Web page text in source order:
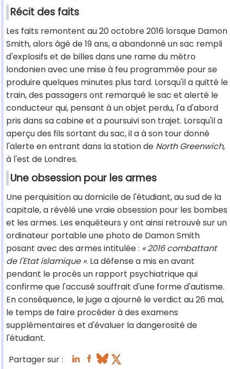
Récit des faits
Les faits remontent au 20 octobre 2016 lorsque Damon
Smith, alors âgé de 19 ans, a abandonné un sac rempli
d'explosifs et de billes dans une rame du métro
londonien avec une mise à feu programmée pour se
produire quelques minutes plus tard. Lorsqu'il a quitté le
train, des passagers ont remarqué le sac et alerté le
conducteur qui, pensant à un objet perdu, l'a d'abord
pris dans sa cabine et a poursuivi son trajet. Lorsqu'il a
aperçu des fils sortant du sac, il a à son tour donné
l'alerte en entrant dans la station de North Greenwich,
à l'est de Londres.
Une obsession pour les armes
Une perquisition au domicile de l'étudiant, au sud de la
capitale, a révélé une vraie obsession pour les bombes
et les armes. Les enquêteurs y ont ainsi retrouvé sur un
ordinateur portable une photo de Damon Smith
posant avec des armes intitulée : « 2016 combattant
de l'Etat islamique ». La défense a mis en avant
pendant le procès un rapport psychiatrique qui
confirme que l'accusé souffrait d'une forme d'autisme.
En conséquence, le juge a ajourné le verdict au 26 mai,
le temps de faire procéder à des examens
supplémentaires et d'évaluer la dangerosité de
l'étudiant.
Partager sur :